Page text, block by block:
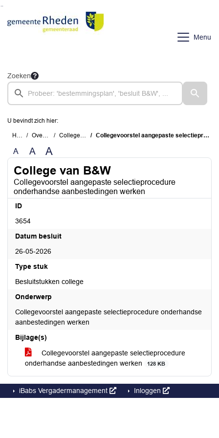
Ga naar de inhoud van deze pagina
Menu
Zoeken
U bevindt zich hier:
Home Overzichten College van B&W Collegevoorstel aangepaste selectieprocedure onderhandse aanbestedingen werken
A A A
College van B&W
Collegevoorstel aangepaste selectieprocedure
onderhandse aanbestedingen werken
ID
3654
Datum besluit
26-05-2026
Type stuk
Besluitstukken college
Onderwerp
Collegevoorstel aangepaste selectieprocedure onderhandse
aanbestedingen werken
Bijlage(s)
Collegevoorstel aangepaste selectieprocedure
onderhandse aanbestedingen werken
128 KB
iBabs Vergadermanagement Inloggen